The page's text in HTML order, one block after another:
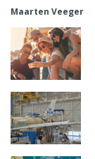
Maarten Veeger